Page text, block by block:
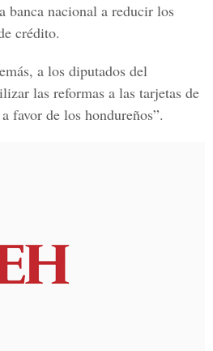
banca nacional a reducir los
crédito.
a los diputados del
las reformas a las tarjetas de
favor de los hondureños”.